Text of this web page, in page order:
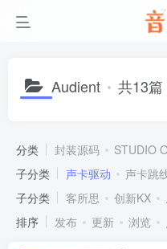
Audient 共13篇
分类 封装源码 STUDIO
子分类
声卡驱动 声卡跳
子分类
客所思 创新KX
排序
发布 更新 浏览